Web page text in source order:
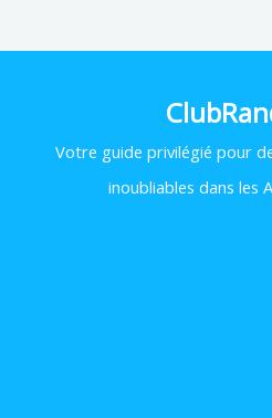
Votre guide privilégié pour
inoubliables dans les